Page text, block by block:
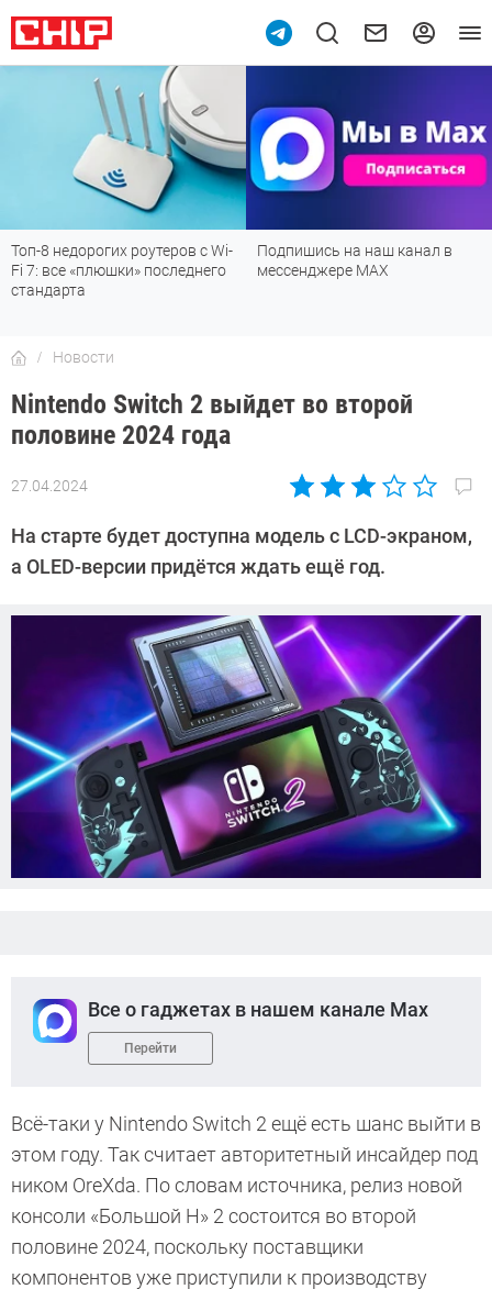
Топ-8 недорогих роутеров с Wi-
Fi 7: все «плюшки» последнего
стандарта
Подпишись на наш канал в
мессенджере МАХ
Новости
Nintendo Switch 2 выйдет во второй
половине 2024 года
27.04.2024
Автор:
Довлатова
На старте будет доступна модель с LCD-экраном,
а OLED-версии придётся ждать ещё год.
Все о гаджетах в нашем канале Max
Перейти
Всё-таки у Nintendo Switch 2 ещё есть шанс выйти в
этом году. Так считает авторитетный инсайдер под
ником OreXda. По словам источника, релиз новой
консоли «Большой Н» 2 состоится во второй
половине 2024, поскольку поставщики
компонентов уже приступили к производству